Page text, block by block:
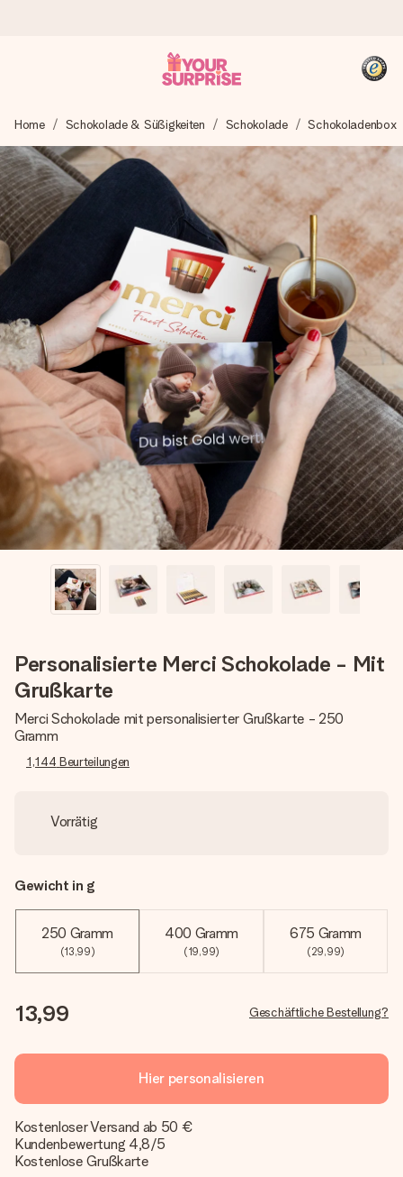
Wir bereiten dein Geschenk sorgfältig vor und schicken es
blitzschnell – damit du es genau zum richtigen Zeitpunkt
überreichen kannst, wenn es am meisten zählt.
4,8 (basierend auf +15.000 Bewertungen)
Unsere Geschenke begeistern. Kunden bewerten uns mit
4,8 bei Google Reviews (Gesamtergebnis aller Länder, in
die wir versenden).
+49 39292 929695
Montag - Freitag : 8:30 - 17:00 Uhr
Samstag - Sonntag : 8:30 - 13:00 Uhr
Home Schokolade & Süßigkeiten Schokolade Schokoladenbox
Personalisierte Merci Schokolade - Mit
Grußkarte
Merci Schokolade mit personalisierter Grußkarte - 250
Gramm
1,144 Beurteilungen
Vorrätig
Gewicht in g
250 Gramm
(13,99)
400 Gramm
(19,99)
675 Gramm
(29,99)
13,99 Geschäftliche Bestellung?
Hier personalisieren
Kostenloser Versand ab 50 €
Kundenbewertung 4,8/5
Kostenlose Grußkarte